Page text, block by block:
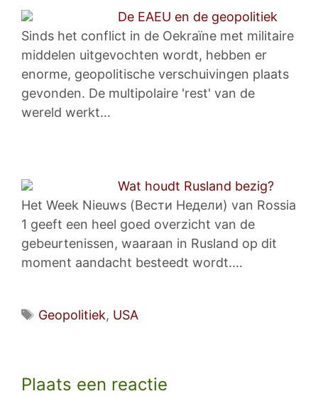
De EAEU en de geopolitiek
Sinds het conflict in de Oekraïne met militaire
middelen uitgevochten wordt, hebben er
enorme, geopolitische verschuivingen plaats
gevonden. De multipolaire 'rest' van de
wereld werkt…
Wat houdt Rusland bezig?
Het Week Nieuws (Вести Недели) van Rossia
1 geeft een heel goed overzicht van de
gebeurtenissen, waaraan in Rusland op dit
moment aandacht besteedt wordt.…
Tags
Geopolitiek, USA
Plaats een reactie